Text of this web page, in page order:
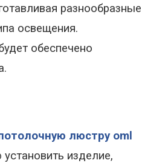
разнообразные
освещения.
обеспечено
люстру oml
изделие,